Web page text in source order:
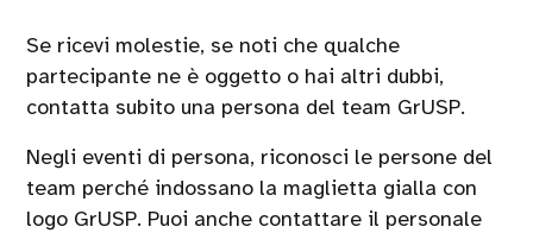
Se ricevi molestie, se noti che qualche
partecipante ne è oggetto o hai altri dubbi,
contatta subito una persona del team GrUSP.
Negli eventi di persona, riconosci le persone del
team perché indossano la maglietta gialla con
logo GrUSP. Puoi anche contattare il personale